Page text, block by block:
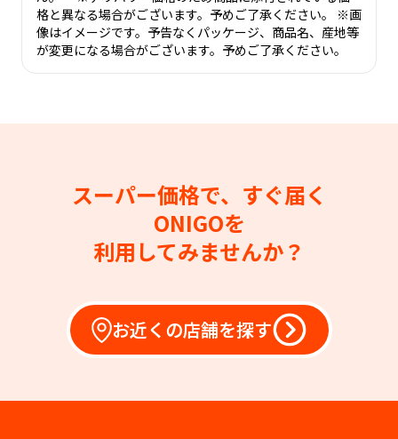
格と異なる場合がございます。予めご了承ください。 ※画
像はイメージです。予告なくパッケージ、商品名、産地等
が変更になる場合がございます。予めご了承ください。
スーパー価格で、すぐ届く
ONIGOを
利用してみませんか？
お近くの店舗を探す